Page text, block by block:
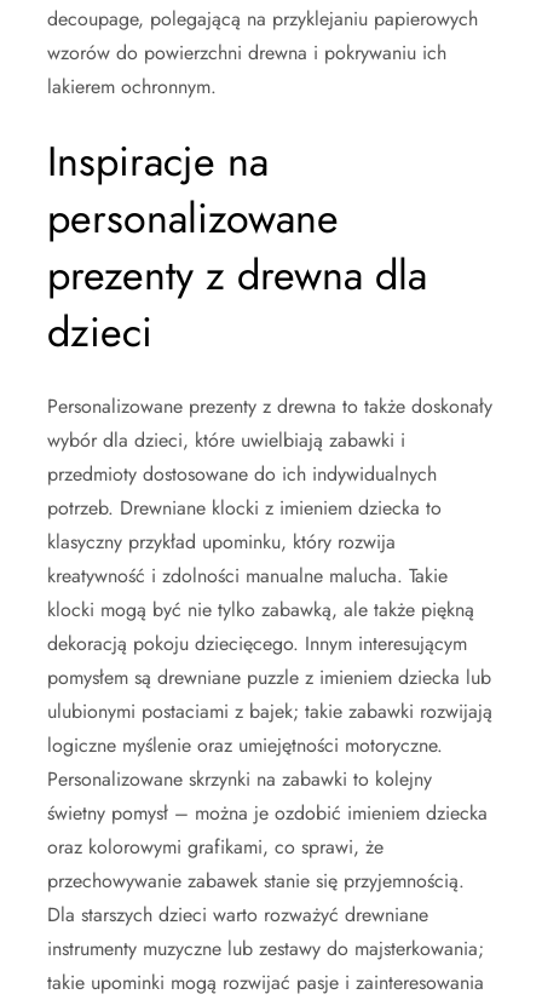
decoupage, polegającą na przyklejaniu papierowych
wzorów do powierzchni drewna i pokrywaniu ich
lakierem ochronnym.
Inspiracje na
personalizowane
prezenty z drewna dla
dzieci
Personalizowane prezenty z drewna to także doskonały
wybór dla dzieci, które uwielbiają zabawki i
przedmioty dostosowane do ich indywidualnych
potrzeb. Drewniane klocki z imieniem dziecka to
klasyczny przykład upominku, który rozwija
kreatywność i zdolności manualne malucha. Takie
klocki mogą być nie tylko zabawką, ale także piękną
dekoracją pokoju dziecięcego. Innym interesującym
pomysłem są drewniane puzzle z imieniem dziecka lub
ulubionymi postaciami z bajek; takie zabawki rozwijają
logiczne myślenie oraz umiejętności motoryczne.
Personalizowane skrzynki na zabawki to kolejny
świetny pomysł – można je ozdobić imieniem dziecka
oraz kolorowymi grafikami, co sprawi, że
przechowywanie zabawek stanie się przyjemnością.
Dla starszych dzieci warto rozważyć drewniane
instrumenty muzyczne lub zestawy do majsterkowania;
takie upominki mogą rozwijać pasje i zainteresowania